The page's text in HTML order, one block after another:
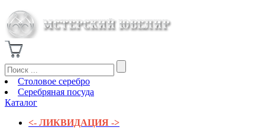
Столовое серебро
Серебряная посуда
Каталог
<- ЛИКВИДАЦИЯ ->